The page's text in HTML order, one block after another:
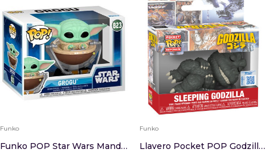
Funko
Funko POP Star Wars Mandalorian & Grogu - Grogu...
Funko
Llavero Pocket POP Godzilla Sleeping Godzilla E...